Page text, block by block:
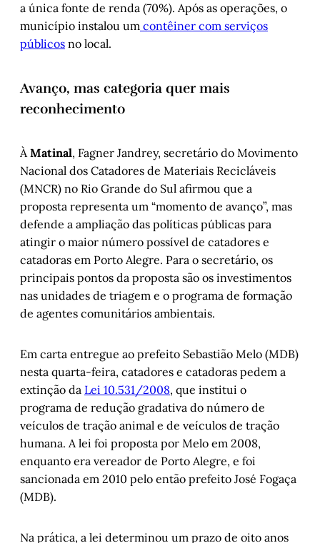
a única fonte de renda (70%). Após as operações, o
município instalou um contêiner com serviços
públicos no local.
Avanço, mas categoria quer mais
reconhecimento
À Matinal, Fagner Jandrey, secretário do Movimento
Nacional dos Catadores de Materiais Recicláveis
(MNCR) no Rio Grande do Sul afirmou que a
proposta representa um “momento de avanço”, mas
defende a ampliação das políticas públicas para
atingir o maior número possível de catadores e
catadoras em Porto Alegre. Para o secretário, os
principais pontos da proposta são os investimentos
nas unidades de triagem e o programa de formação
de agentes comunitários ambientais.
Em carta entregue ao prefeito Sebastião Melo (MDB)
nesta quarta-feira, catadores e catadoras pedem a
extinção da Lei 10.531/2008, que institui o
programa de redução gradativa do número de
veículos de tração animal e de veículos de tração
humana. A lei foi proposta por Melo em 2008,
enquanto era vereador de Porto Alegre, e foi
sancionada em 2010 pelo então prefeito José Fogaça
(MDB).
Na prática, a lei determinou um prazo de oito anos